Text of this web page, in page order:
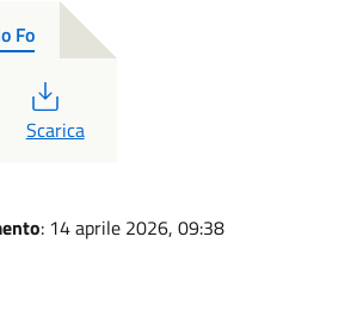
Fo
PDF
Scarica
: 14 aprile 2026, 09:38